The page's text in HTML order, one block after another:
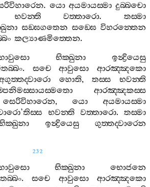
. යො අයමායස‍්මා දුබ‍්බචො
භවන‍්ති වත‍්තාරො.තස‍්මා
සඞ‍්ඝගතෙන සඞ‍්ඝෙ විහරන‍්තෙන
කල්‍යාණමිත‍්තෙන.
භික‍්ඛුනා
ඉන්‍ද්‍රියෙසු
. සචෙ ආවුසො
ආරඤ‍්ඤකො
හොති,තස‍්ස
භවන‍්ති
ආරඤ‍්ඤකස‍්ස
සෙරිවිහාරෙන, යො
අයමායස‍්මා
’තිස‍්ස භවන‍්ති වත‍්තාරො. තස‍්මා
ඉන්‍ද්‍රියෙසු
ගුත‍්තද‍්වාරෙන
232
භික‍්ඛුනා
භොජනෙ
. සචෙ ආවුසො
ආරඤ‍්ඤකො